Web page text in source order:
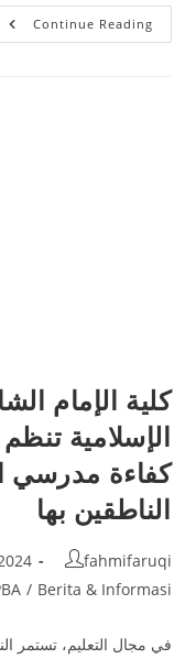
Continue Readingكلية
كلية الإمام
الإسلامية
كفاءة مدرسي
الناطقين بها
Post
author:
fahmifaruqi
Post
Post
/ Berita & Informasi
في مجال التعليم، تستمر